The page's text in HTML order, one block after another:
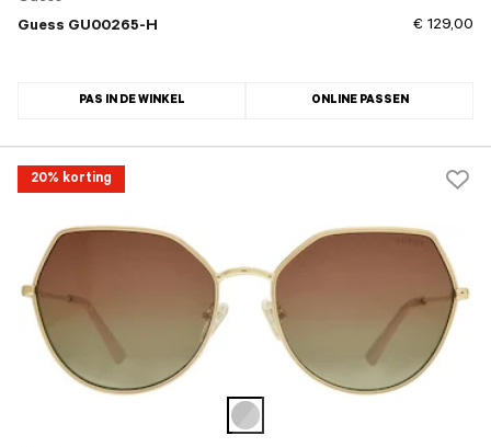
Guess GU00265-H
€ 129,00
PAS IN DE WINKEL ONLINE PASSEN
20% korting